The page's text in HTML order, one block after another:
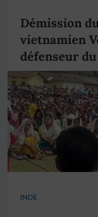
Démission
vietnamien
défenseur
pape
INDE